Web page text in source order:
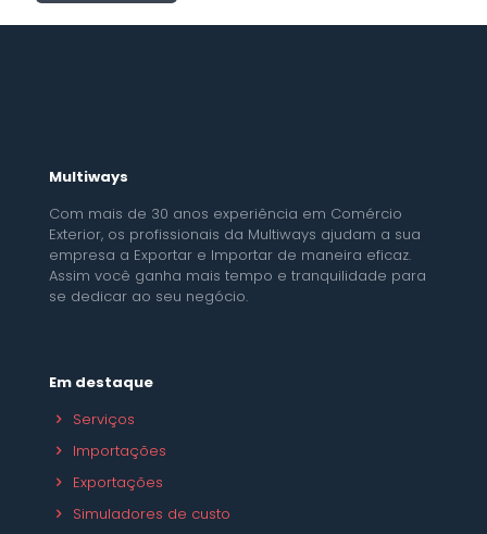
Multiways
Com mais de 30 anos experiência em Comércio
Exterior, os profissionais da Multiways ajudam a sua
empresa a Exportar e Importar de maneira eficaz.
Assim você ganha mais tempo e tranquilidade para
se dedicar ao seu negócio.
Em destaque
Serviços
Importações
Exportações
Simuladores de custo